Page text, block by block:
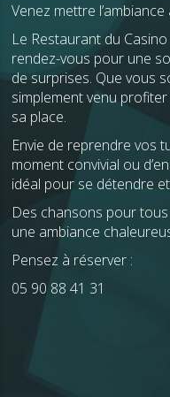
Venez mettre
Le Restaurant du
rendez-vous pour une
de surprises. Que vous
simplement venu
sa place.
Envie de reprendre vos
moment convivial ou
idéal pour se détendre et
Des chansons pour
une ambiance
Pensez à réserver :
05 90 88 41 31